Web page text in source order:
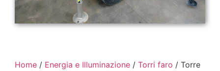
Home / Energia e Illuminazione / Torri faro / Torre